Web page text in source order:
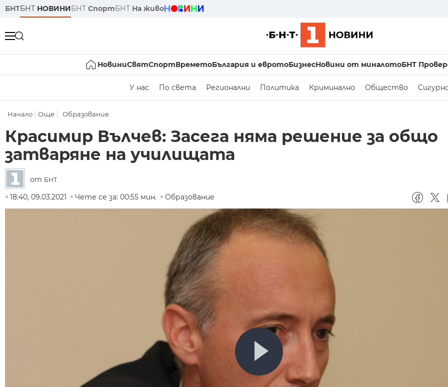
БНТБНТ НОВИНИБНТ СпортБНТ На живо
НовиниСвятСпортВреметоБългария и евротоБизнесНовини от миналотоБНТ
У нас По света Регионални Политика Криминално Общество
Начало Още Образование
Красимир Вълчев: Засега няма решение за общо
затваряне на училищата
от БНТ
18:40, 09.03.2021
Чете се за: 00:55 мин. Образование